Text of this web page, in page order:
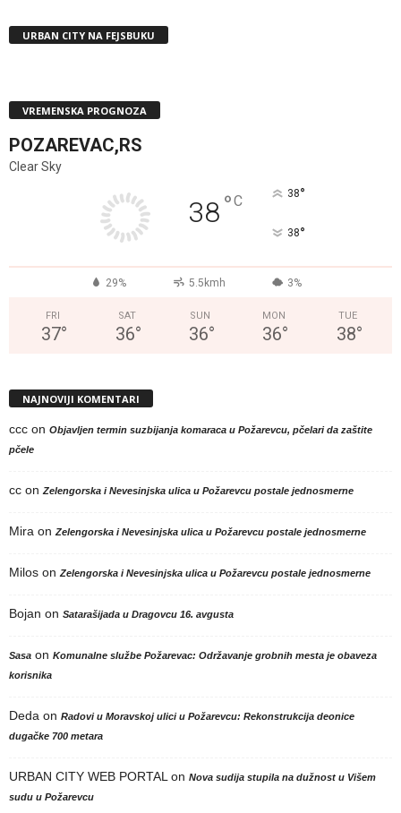
URBAN CITY NA FEJSBUKU
VREMENSKA PROGNOZA
POZAREVAC,RS
Clear Sky
38°C 38°
38°
29% 5.5kmh 3%
FRI
37°
SAT
36°
SUN
36°
MON
36°
TUE
38°
NAJNOVIJI KOMENTARI
ccc on Objavljen termin suzbijanja komaraca u Požarevcu, pčelari da zaštite
pčele
cc on Zelengorska i Nevesinjska ulica u Požarevcu postale jednosmerne
Mira on Zelengorska i Nevesinjska ulica u Požarevcu postale jednosmerne
Milos on Zelengorska i Nevesinjska ulica u Požarevcu postale jednosmerne
Bojan on Satarašijada u Dragovcu 16. avgusta
Sasa on Komunalne službe Požarevac: Održavanje grobnih mesta je obaveza
korisnika
Deda on Radovi u Moravskoj ulici u Požarevcu: Rekonstrukcija deonice
dugačke 700 metara
URBAN CITY WEB PORTAL on Nova sudija stupila na dužnost u Višem
sudu u Požarevcu